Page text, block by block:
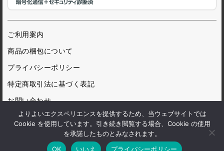
ご利用案内
商品の梱包について
プライバシーポリシー
特定商取引法に基づく表記
お問い合わせ
© 1972 Marumiya Gangu Ltd.
よりよいエクスペリエンスを提供するため、当ウェブサイトでは
Cookie を使用しています。引き続き閲覧する場合、Cookie の使用
を承諾したものとみなされます。
OK
いいえ プライバシーポリシー